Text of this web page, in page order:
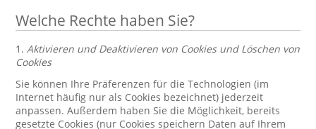
Welche Rechte haben Sie?
1.Aktivieren und Deaktivieren von Cookies und Löschen von
Cookies
Sie können Ihre Präferenzen für die Technologien (im
Internet häufig nur als Cookies bezeichnet) jederzeit
anpassen. Außerdem haben Sie die Möglichkeit, bereits
gesetzte Cookies (nur Cookies speichern Daten auf Ihrem